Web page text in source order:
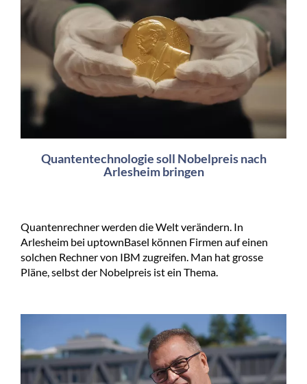
Quantentechnologie soll Nobelpreis nach
Arlesheim bringen
Quantenrechner werden die Welt verändern. In
Arlesheim bei uptownBasel können Firmen auf einen
solchen Rechner von IBM zugreifen. Man hat grosse
Pläne, selbst der Nobelpreis ist ein Thema.